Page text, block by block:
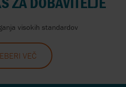
visokih standardov
VEČ